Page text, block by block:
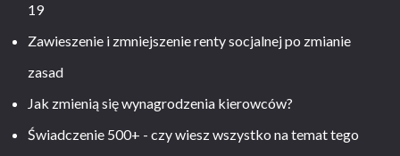
19
Zawieszenie i zmniejszenie renty socjalnej po zmianie
zasad
Jak zmienią się wynagrodzenia kierowców?
Świadczenie 500+ - czy wiesz wszystko na temat tego